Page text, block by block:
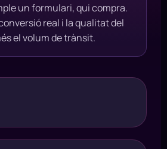
un formulari, qui compra.
real i la qualitat del
el volum de trànsit.